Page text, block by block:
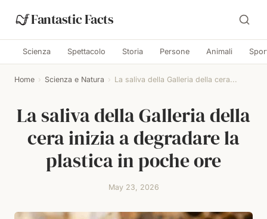
Fantastic Facts
Scienza Spettacolo Storia Persone Animali
Home › Scienza e Natura › La saliva della Galleria della cera...
La saliva della Galleria della
cera inizia a degradare la
plastica in poche ore
May 23, 2026